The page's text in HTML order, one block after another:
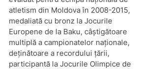
atletism din Moldova în 2008-2015,
medaliată cu bronz la Jocurile
Europene de la Baku, câștigătoare
multiplă a campionatelor naționale,
deținătoare a recordului țării,
participantă la Jocurile Olimpice de